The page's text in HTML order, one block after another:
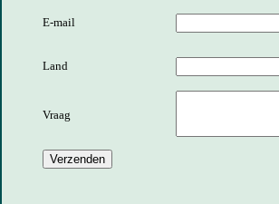
E-mail
Land
Vraag